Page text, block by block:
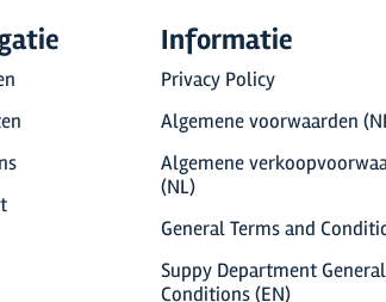
Informatie
Privacy Policy
Algemene voorwaarden
Algemene
(NL)
General Terms and
Suppy Department
Conditions (EN)